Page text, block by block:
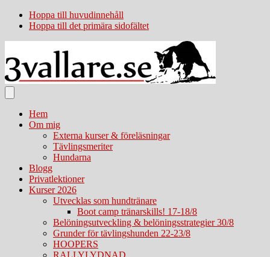
Hoppa till huvudinnehåll
Hoppa till det primära sidofältet
Hem
Om mig
Externa kurser & föreläsningar
Tävlingsmeriter
Hundarna
Blogg
Privatlektioner
Kurser 2026
Utvecklas som hundtränare
Boot camp tränarskills! 17-18/8
Belöningsutveckling & belöningsstrategier 30/8
Grunder för tävlingshunden 22-23/8
HOOPERS
RALLYLYDNAD